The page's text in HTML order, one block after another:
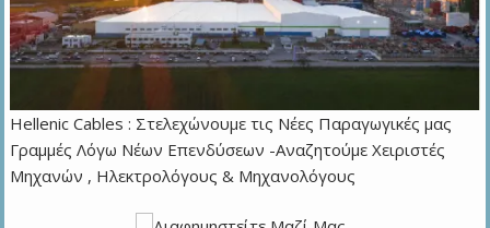
Hellenic Cables : Στελεχώνουμε τις Νέες Παραγωγικές μας
Γραμμές Λόγω Νέων Επενδύσεων -Αναζητούμε Χειριστές
Μηχανών , Ηλεκτρολόγους & Μηχανολόγους